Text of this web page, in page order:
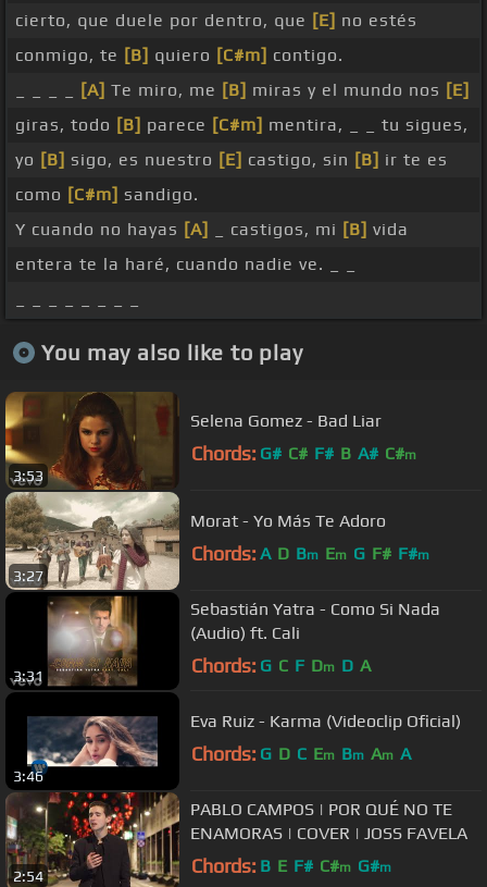
cierto, que duele por dentro, que [E] no estés
conmigo, te [B] quiero [C#m] contigo.
[A] Te miro, me [B] miras y el mundo nos [E]
giras, todo [B] parece [C#m] mentira, _ _ tu sigues,
yo [B] sigo, es nuestro [E] castigo, sin [B] ir te es
como [C#m] sandigo.
Y cuando no hayas [A] _ castigos, mi [B] vida
entera te la haré, cuando nadie ve. _ _
You may also like to play
3:53
Selena Gomez - Bad Liar
Chords: G# C# F# B A# C#m
3:27
Morat - Yo Más Te Adoro
Chords: A D Bm Em G F# F#m
3:31
Sebastián Yatra - Como Si Nada
(Audio) ft. Cali
Chords: G C F Dm D A
3:46
Eva Ruiz - Karma (Videoclip Oficial)
Chords: G D C Em Bm Am A
2:54
PABLO CAMPOS | POR QUÉ NO TE
ENAMORAS | COVER | JOSS FAVELA
Chords: B E F# C#m G#m